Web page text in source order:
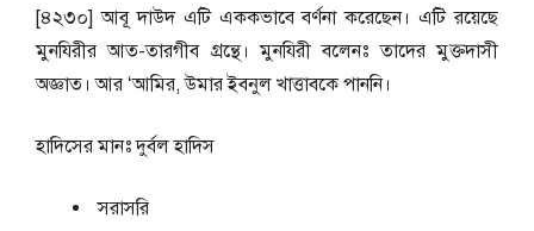
[৪২৩০] আবূ দাউদ এটি এককভাবে বর্ণনা করেছেন। এটি রয়েছে
মুনযিরীর আত-তারগীব গ্রন্থে। মুনযিরী বলেনঃ তাদের মুক্তদাসী
অজ্ঞাত। আর ‘আমির, উমার ইবনুল খাত্তাবকে পাননি।
হাদিসের মানঃদুর্বল হাদিস
সরাসরি